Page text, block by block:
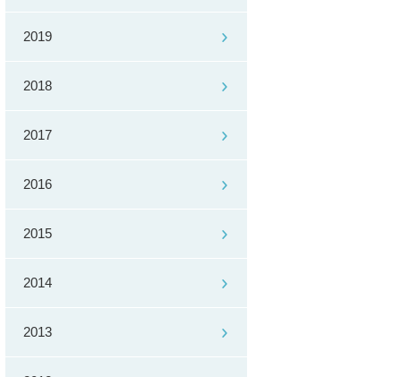
2019
2018
2017
2016
2015
2014
2013